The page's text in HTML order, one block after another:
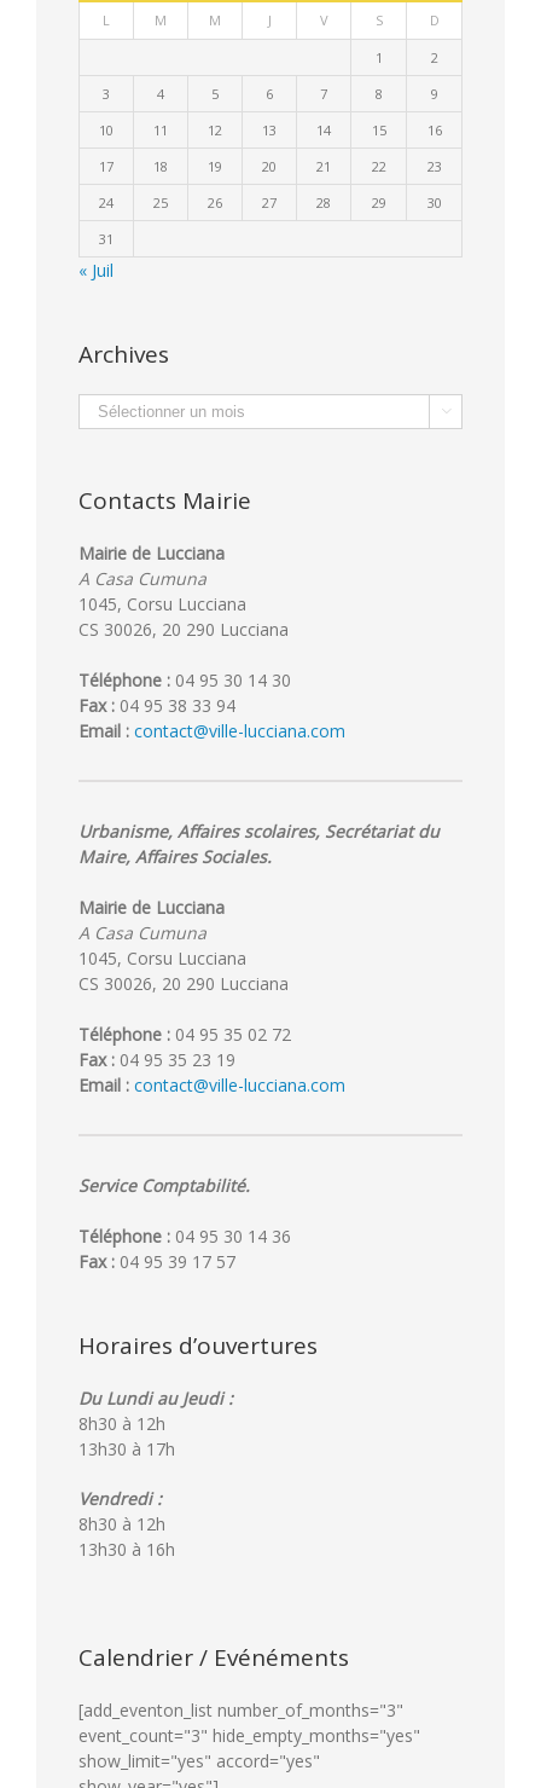
L M M J V S D
1
2
3
4 5 6 7 8
9
10
11 12 13 14 15
16
17
18 19 20 21 22
23
24
25 26 27 28 29
30
31
« Juil
Archives
Archives 
Contacts Mairie
Mairie de Lucciana
A Casa Cumuna
1045, Corsu Lucciana
CS 30026, 20 290 Lucciana
Téléphone : 04 95 30 14 30
Fax : 04 95 38 33 94
Email : contact@ville-lucciana.com
Urbanisme, Affaires scolaires, Secrétariat du
Maire, Affaires Sociales.
Mairie de Lucciana
A Casa Cumuna
1045, Corsu Lucciana
CS 30026, 20 290 Lucciana
Téléphone : 04 95 35 02 72
Fax : 04 95 35 23 19
Email : contact@ville-lucciana.com
Service Comptabilité.
Téléphone : 04 95 30 14 36
Fax : 04 95 39 17 57
Horaires d’ouvertures
Du Lundi au Jeudi :
8h30 à 12h
13h30 à 17h
Vendredi :
8h30 à 12h
13h30 à 16h
Calendrier / Evénéments
[add_eventon_list number_of_months="3"
event_count="3" hide_empty_months="yes"
show_limit="yes" accord="yes"